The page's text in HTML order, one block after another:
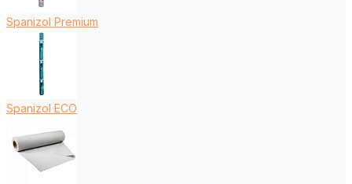
Spanizol Premium
Spanizol ECO